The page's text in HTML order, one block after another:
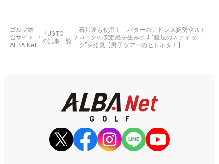
ゴルフ総
合サイト
ALBA Net
「JGTO」
の記事一覧
石川遼も使用！ パターのアドレス姿勢やスト
ロークの安定感を生み出す“魔法のスティッ
ク”を発見【男子ツアーのヒトネタ！】